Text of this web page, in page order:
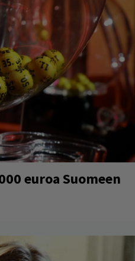
euroa Suomeen